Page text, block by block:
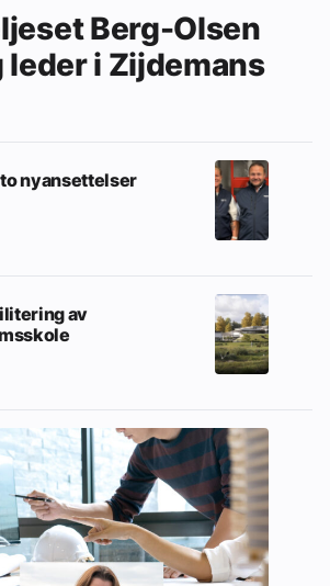
Berg-Olsen
i Zijdemans
to nyansettelser
av